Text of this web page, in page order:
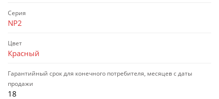
Серия
NP2
Цвет
Красный
Гарантийный срок для конечного потребителя, месяцев с даты
продажи
18